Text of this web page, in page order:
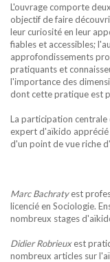
L'ouvrage comporte
objectif de faire
leur curiosité en leur
fiables et accessibles;
approfondissements
pratiquants et
l'importance des
dont cette pratique est
La participation centrale
expert d'aïkido apprécié
d'un point de vue riche
Marc Bachratyest
licencié en Sociologie.
nombreux stages
Didier Robrieuxest
nombreux articles sur